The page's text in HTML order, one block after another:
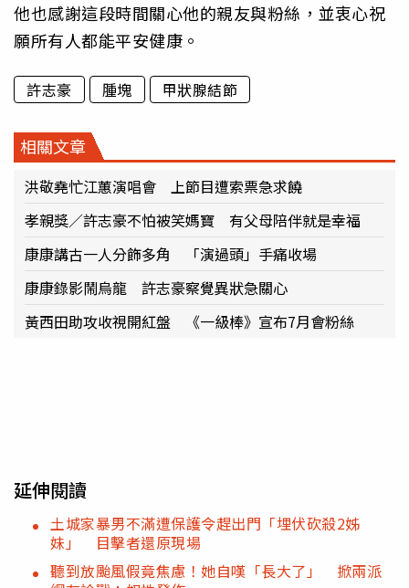
他也感謝這段時間關心他的親友與粉絲，並衷心祝
願所有人都能平安健康。
許志豪 腫塊 甲狀腺結節
相關文章
洪敬堯忙江蕙演唱會 上節目遭索票急求饒
孝親獎／許志豪不怕被笑媽寶 有父母陪伴就是幸福
康康講古一人分飾多角 「演過頭」手痛收場
康康錄影鬧烏龍 許志豪察覺異狀急關心
黃西田助攻收視開紅盤 《一級棒》宣布7月會粉絲
延伸閱讀
土城家暴男不滿遭保護令趕出門「埋伏砍殺2姊
妹」 目擊者還原現場
聽到放颱風假竟焦慮！她自嘆「長大了」 掀兩派